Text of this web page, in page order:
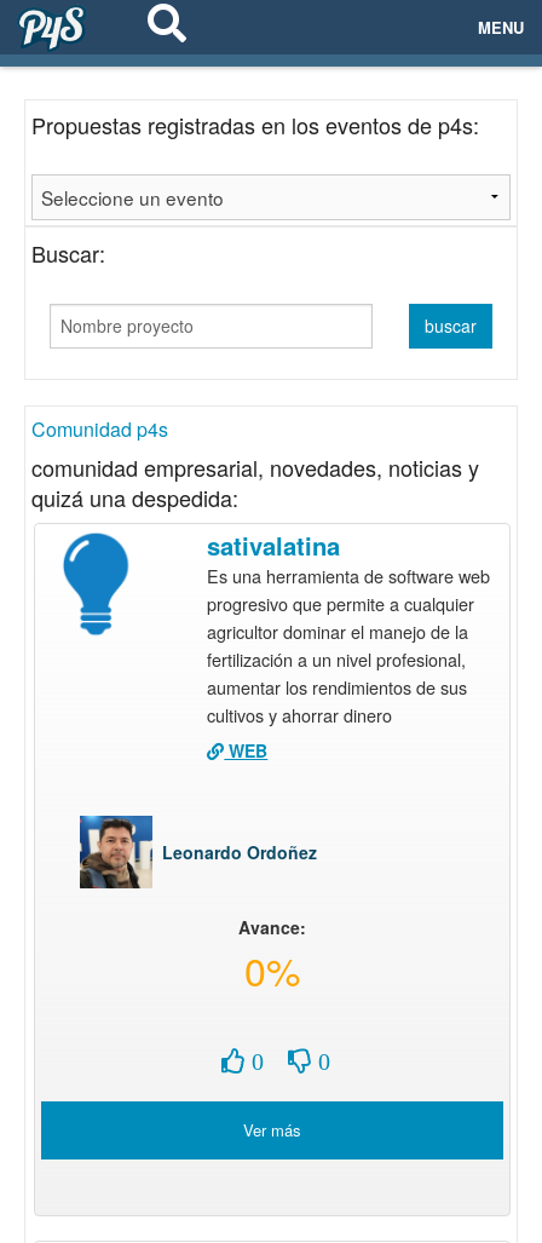
MENU
EVENTOS
EMPRESAS
PROYECTOS
NETWORKING
Propuestas registradas en los eventos de p4s:
Buscar:
Comunidad p4s
comunidad empresarial, novedades, noticias y
quizá una despedida:
sativalatina
Es una herramienta de software web
progresivo que permite a cualquier
agricultor dominar el manejo de la
fertilización a un nivel profesional,
aumentar los rendimientos de sus
cultivos y ahorrar dinero
WEB
Leonardo Ordoñez
Avance:
0%
0 0
Ver más